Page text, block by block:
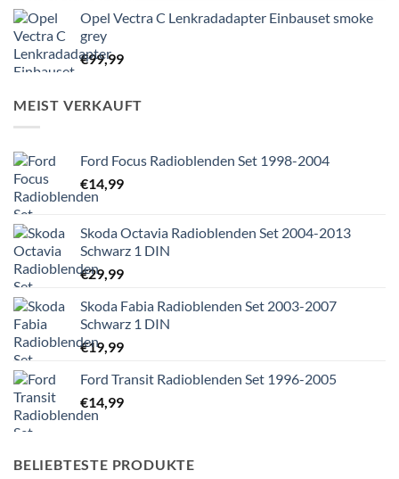
Opel Vectra C Lenkradadapter Einbauset smoke
grey
€99,99
MEIST VERKAUFT
Ford Focus Radioblenden Set 1998-2004
€14,99
Skoda Octavia Radioblenden Set 2004-2013
Schwarz 1 DIN
€29,99
Skoda Fabia Radioblenden Set 2003-2007
Schwarz 1 DIN
€19,99
Ford Transit Radioblenden Set 1996-2005
€14,99
BELIEBTESTE PRODUKTE